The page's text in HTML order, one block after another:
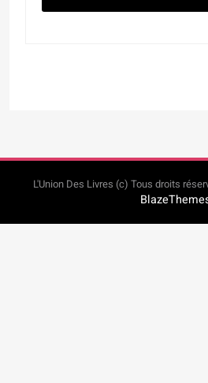
L'Union Des Livres (c) Tous droits